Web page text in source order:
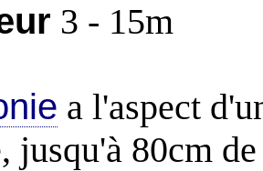
3 - 15m
a l'aspect
jusqu'à 80cm